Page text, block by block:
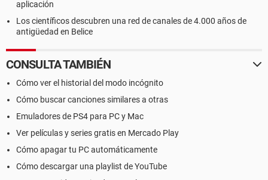
aplicación
Los científicos descubren una red de canales de 4.000 años de
antigüedad en Belice
CONSULTA TAMBIÉN
Cómo ver el historial del modo incógnito
Cómo buscar canciones similares a otras
Emuladores de PS4 para PC y Mac
Ver películas y series gratis en Mercado Play
Cómo apagar tu PC automáticamente
Cómo descargar una playlist de YouTube